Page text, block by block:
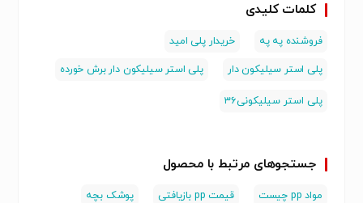
کلمات کلیدی
فروشنده په په
خریدار پلی امید
پلی استر سیلیکون دار
پلی استر سیلیکون دار برش خورده
پلی استر سیلیکونی۳۶
جستجوهای مرتبط با محصول
مواد pp چیست قیمت pp بازیافتی پوشک بچه